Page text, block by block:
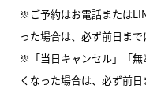
※ご予約はお電話または
った場合は、必ず前日まで
※「当日キャンセル」「
くなった場合は、必ず前日